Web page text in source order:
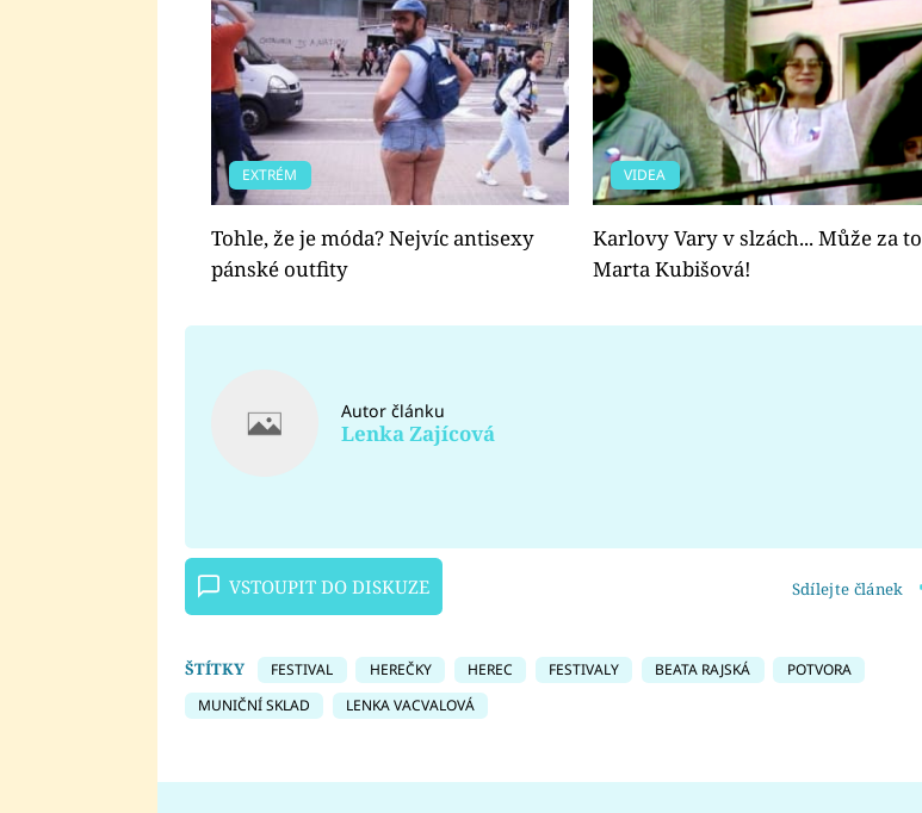
EXTRÉM
Tohle, že je móda? Nejvíc antisexy
pánské outfity
VIDEA
Karlovy Vary v slzách... Může za to
Marta Kubišová!
Autor článku
Lenka Zajícová
VSTOUPIT DO DISKUZE Sdílejte článek
ŠTÍTKY FESTIVAL HEREČKY HEREC FESTIVALY BEATA RAJSKÁ
POTVORA
MUNIČNÍ SKLAD
LENKA VACVALOVÁ